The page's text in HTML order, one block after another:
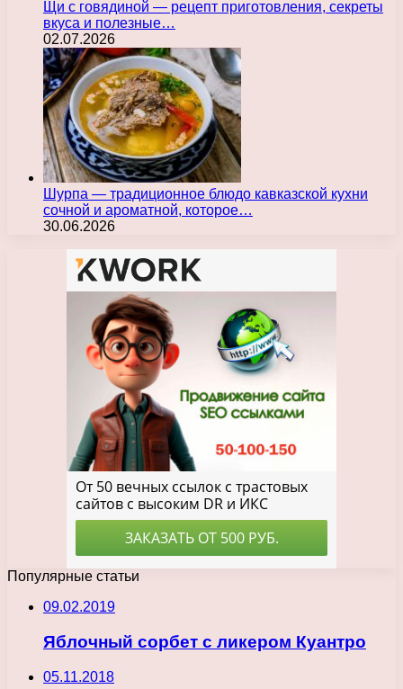
Щи с говядиной — рецепт приготовления, секреты
вкуса и полезные…
02.07.2026
Шурпа — традиционное блюдо кавказской кухни
сочной и ароматной, которое…
30.06.2026
Популярные статьи
09.02.2019
Яблочный сорбет с ликером Куантро
05.11.2018